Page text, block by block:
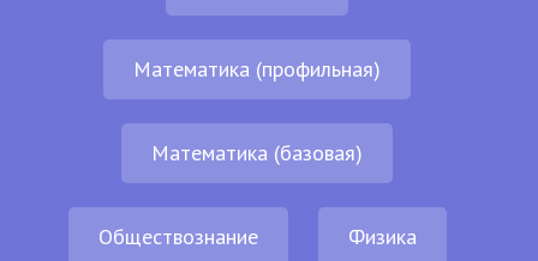
Математика (профильная)
Математика (базовая)
Обществознание Физика